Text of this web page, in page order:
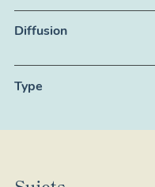
Diffusion
Type